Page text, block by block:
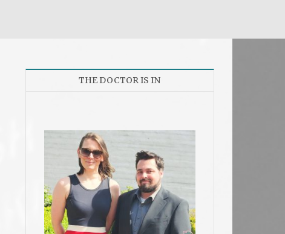
THE DOCTOR IS IN